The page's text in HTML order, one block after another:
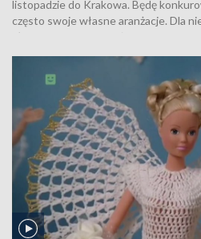
listopadzie do Krakowa. Będę
często swoje własne aranżacje. Dla
sławy, ale dla większości po prostu